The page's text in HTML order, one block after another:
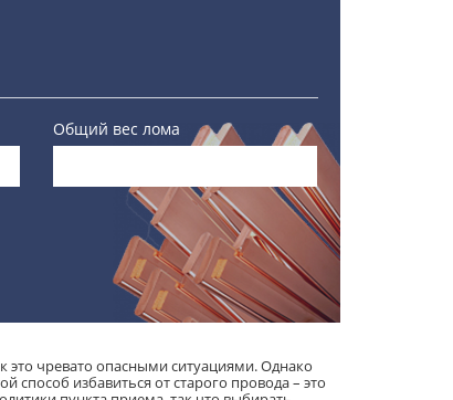
Общий вес лома
это чревато опасными ситуациями. Однако
способ избавиться от старого провода – это